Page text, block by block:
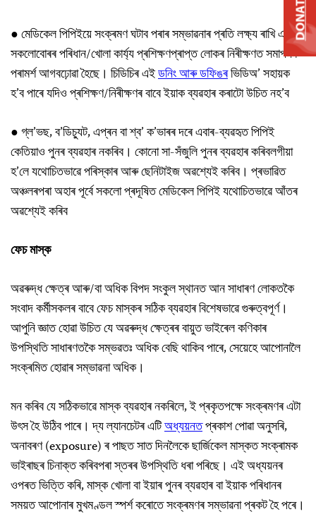
● মেডিকেল পিপিইয়ে সংক্ৰমণ ঘটাব পৰাৰ সম্ভাৱনাৰ প্ৰতি লক্ষ্য ৰাখি এই
সকলোবোৰৰ পৰিধান/খোলা কাৰ্য্য প্ৰশিক্ষণপ্ৰাপ্ত লোকৰ নিৰীক্ষণত সমাপনৰ
পৰামৰ্শ আগবঢ়োৱা হৈছে। চিডিচিৰ এইডনিং আৰু ডফিঙৰভিডিঅ’ সহায়ক
হ’ব পাৰে যদিও প্ৰশিক্ষণ/নিৰীক্ষণৰ বাবে ইয়াক ব্যৱহাৰ কৰাটো উচিত নহ’ব
● গ্ল’ভছ, ব’ডিচ্যুট, এপ্ৰন বা শ্ব’ ক’ভাৰৰ দৰে এবাৰ-ব্যৱহৃত পিপিই
কেতিয়াও পুনৰ ব্যৱহাৰ নকৰিব। কোনো সা-সঁজুলি পুনৰ ব্যৱহাৰ কৰিবলগীয়া
হ’লে যথোচিতভাৱে পৰিস্কাৰ আৰু ছেনিটাইজ অৱশ্যেই কৰিব। প্ৰভাৱিত
অঞ্চলৰপৰা অহাৰ পূৰ্বে সকলো প্ৰদূষিত মেডিকেল পিপিই যথোচিতভাৱে আঁতৰ
অৱশ্যেই কৰিব
ফেচ মাস্ক
অৱৰুদ্ধ ক্ষেত্ৰ আৰু/বা অধিক বিপদ সংকুল স্থানত আন সাধাৰণ লোকতকৈ
সংবাদ কৰ্মীসকলৰ বাবে ফেচ মাস্কৰ সঠিক ব্যৱহাৰ বিশেষভাৱে গুৰুত্বপূৰ্ণ।
আপুনি জ্ঞাত হোৱা উচিত যে অৱৰুদ্ধ ক্ষেত্ৰৰ বায়ুত ভাইৰেল কণিকাৰ
উপস্থিতি সাধাৰণতকৈ সম্ভৱতঃ অধিক বেছি থাকিব পাৰে, সেয়েহে আপোনালৈ
সংক্ৰমিত হোৱাৰ সম্ভাৱনা অধিক।
মন কৰিব যে সঠিকভাৱে মাস্ক ব্যৱহাৰ নকৰিলে, ই প্ৰকৃতপক্ষে সংক্ৰমণৰ এটা
উৎস হৈ উঠিব পাৰে। দ্য ল্যানচেটৰ এটিঅধ্যয়নতপ্ৰকাশ পোৱা অনুসৰি,
অনাবৰণ (exposure) ৰ পাছত সাত দিনলৈকে ছাৰ্জিকেল মাস্কত সংক্ৰামক
ভাইৰাছৰ চিনাক্ত কৰিবপৰা স্তৰৰ উপস্থিতি ধৰা পৰিছে। এই অধ্যয়নৰ
ওপৰত ভিত্তি কৰি, মাস্ক খোলা বা ইয়াৰ পুনৰ ব্যৱহাৰ বা ইয়াক পৰিধানৰ
সময়ত আপোনাৰ মুখমণ্ডল স্পৰ্শ কৰোতে সংক্ৰমণৰ সম্ভাৱনা প্ৰকট হৈ পৰে।
DONATE